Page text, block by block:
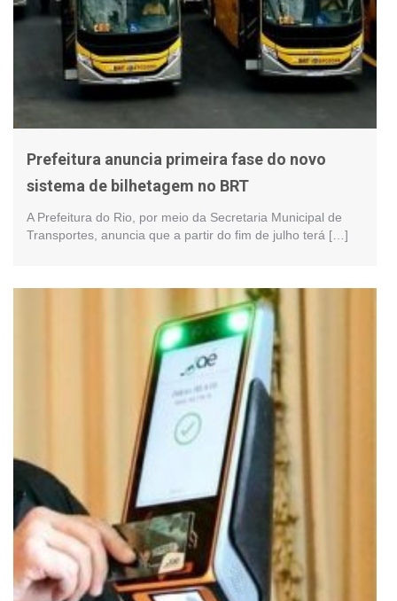
Prefeitura anuncia primeira fase do novo
sistema de bilhetagem no BRT
A Prefeitura do Rio, por meio da Secretaria Municipal de
Transportes, anuncia que a partir do fim de julho terá […]